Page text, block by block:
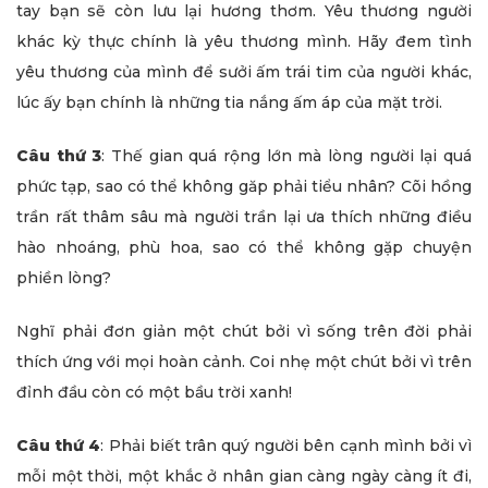
tay bạn sẽ còn lưu lại hương thơm. Yêu thương người
khác kỳ thực chính là yêu thương mình. Hãy đem tình
yêu thương của mình để sưởi ấm trái tim của người khác,
lúc ấy bạn chính là những tia nắng ấm áp của mặt trời.
Câu thứ 3: Thế gian quá rộng lớn mà lòng người lại quá
phức tạp, sao có thể không găp phải tiểu nhân? Cõi hồng
trần rất thâm sâu mà người trần lại ưa thích những điều
hào nhoáng, phù hoa, sao có thể không gặp chuyện
phiền lòng?
Nghĩ phải đơn giản một chút bởi vì sống trên đời phải
thích ứng với mọi hoàn cảnh. Coi nhẹ một chút bởi vì trên
đỉnh đầu còn có một bầu trời xanh!
Câu thứ 4: Phải biết trân quý người bên cạnh mình bởi vì
mỗi một thời, một khắc ở nhân gian càng ngày càng ít đi,